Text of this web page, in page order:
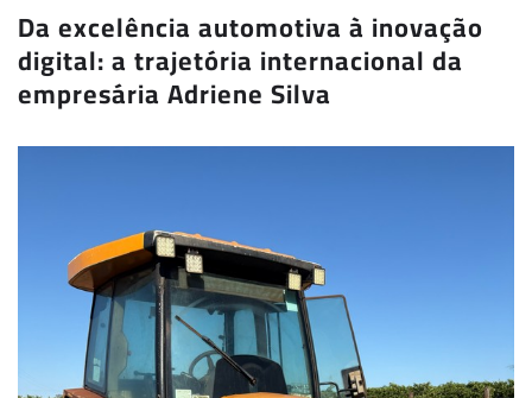
Da excelência automotiva à inovação
digital: a trajetória internacional da
empresária Adriene Silva